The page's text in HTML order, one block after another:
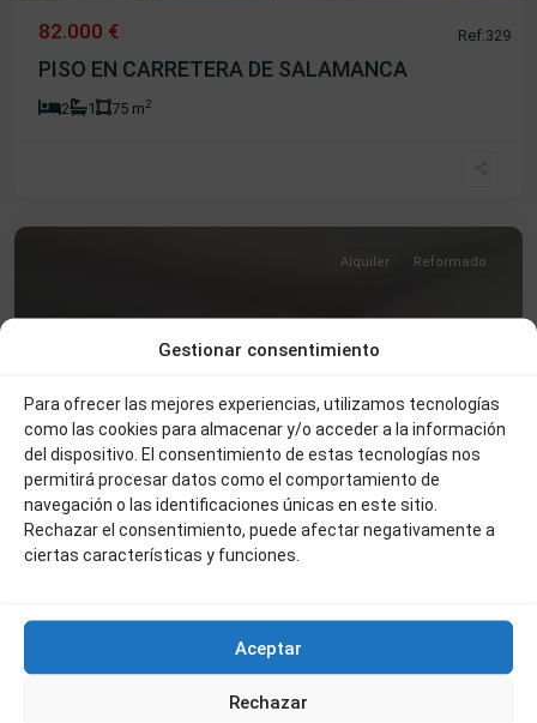
Gestionar consentimiento
Para ofrecer las mejores experiencias, utilizamos tecnologías
como las cookies para almacenar y/o acceder a la información
del dispositivo. El consentimiento de estas tecnologías nos
permitirá procesar datos como el comportamiento de
navegación o las identificaciones únicas en este sitio.
Rechazar el consentimiento, puede afectar negativamente a
ciertas características y funciones.
Aceptar
Rechazar
82.000 €
PISO EN CARRETERA DE SALAMANCA
2 1 75 m2
Ref:329
Alquiler Reformado